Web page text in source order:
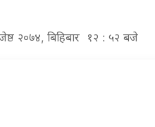
२०७४, बिहिबार १२ : ५२ बजे